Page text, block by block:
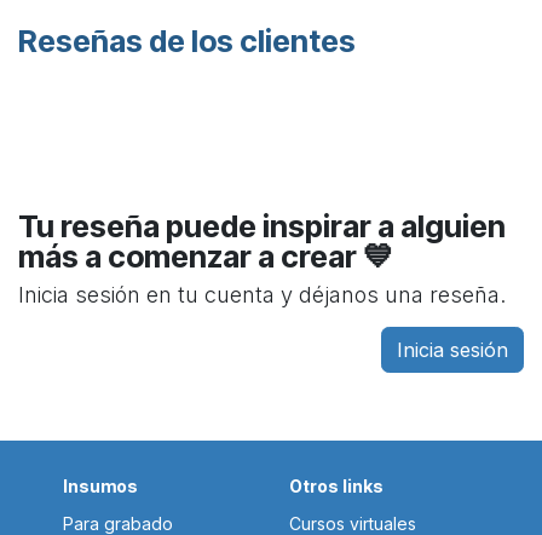
Reseñas de los clientes
Tu reseña puede inspirar a alguien
más a comenzar a crear 💙
Inicia sesión en tu cuenta y déjanos una reseña.
Inicia sesión
Insumos
Para grabado
Otros links
Cursos virtuales